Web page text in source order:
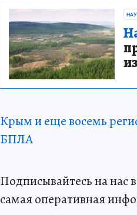
Крым и еще восемь
БПЛА
Подписывайтесь на нас в
самая оперативная